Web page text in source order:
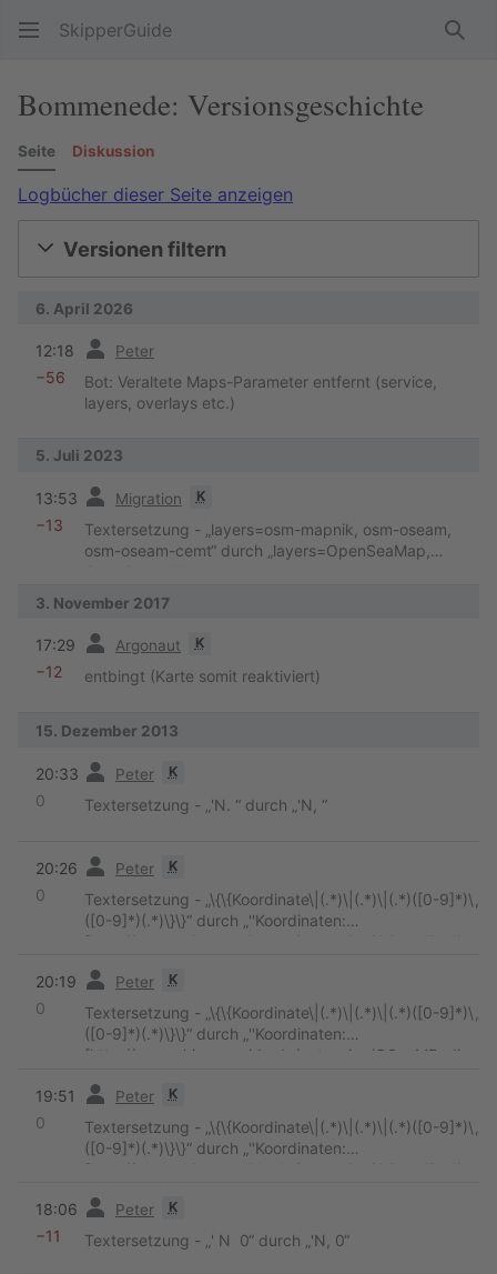
SkipperGuide
Bommenede: Versionsgeschichte
Seite Diskussion
Logbücher dieser Seite anzeigen
Versionen filtern
6. April 2026
12:18 Peter
−56
Bot: Veraltete Maps-Parameter entfernt (service,
layers, overlays etc.)
5. Juli 2023
13:53 Migration K
−13
Textersetzung - „layers=osm-mapnik, osm-oseam,
osm-oseam-cemt“ durch „layers=OpenSeaMap,
3. November 2017
17:29 Argonaut K
−12 entbingt (Karte somit reaktiviert)
15. Dezember 2013
20:33 Peter K
0 Textersetzung - „'N. “ durch „'N, “
20:26 Peter K
0
Textersetzung - „\{\{Koordinate\|(.*)\|(.*)\|(.*)([0-9]*)\,
([0-9]*)(.*)\}\}“ durch „''Koordinaten:
[http://www.skipperguide.de/extension/OSeaMRedire
20:19 Peter K
0
Textersetzung - „\{\{Koordinate\|(.*)\|(.*)\|(.*)([0-9]*)\,
([0-9]*)(.*)\}\}“ durch „''Koordinaten:
[http://www.skipperguide.de/extension/OSeaMRedire
19:51 Peter K
0
Textersetzung - „\{\{Koordinate\|(.*)\|(.*)\|(.*)([0-9]*)\,
([0-9]*)(.*)\}\}“ durch „''Koordinaten:
[http://www.skipperguide.de/extension/OSeaMRedire
18:06 Peter K
−11 Textersetzung - „' N 0“ durch „'N, 0“